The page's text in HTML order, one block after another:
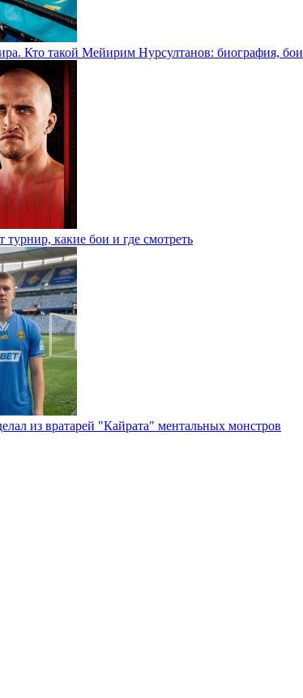
Кто такой Мейирим Нурсултанов: биография, бои
какие бои и где смотреть
из вратарей "Кайрата" ментальных монстров